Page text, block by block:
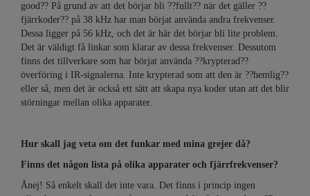
good?? På grund av att det börjar bli ??fullt?? när det gäller ??
fjärrkoder?? på 38 kHz har man börjat använda andra frekvenser.
Dessa ligger på 56 kHz, och det är här det börjar bli lite problem.
Det är väldigt få linkar som klarar av dessa frekvenser. Dessutom
finns det tillverkare som har börjat använda ??krypterad??
överföring i IR-signalerna. Inte krypterad som att den är ??hemlig??
eller så, men det är också ett sätt att skapa nya koder utan att det blir
störningar mellan olika apparater.
Hur skall jag veta om det funkar med mina grejer då?
Finns det någon lista på olika apparater och fjärrfrekvenser?
Ånej! Så enkelt skall det inte vara. Det finns i princip ingen